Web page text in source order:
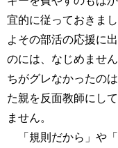
宜的に従っておきま
よその部活の応援に
のには、なじめませ
ちがグレなかったの
た親を反面教師にし
ません。
「規則だから」や